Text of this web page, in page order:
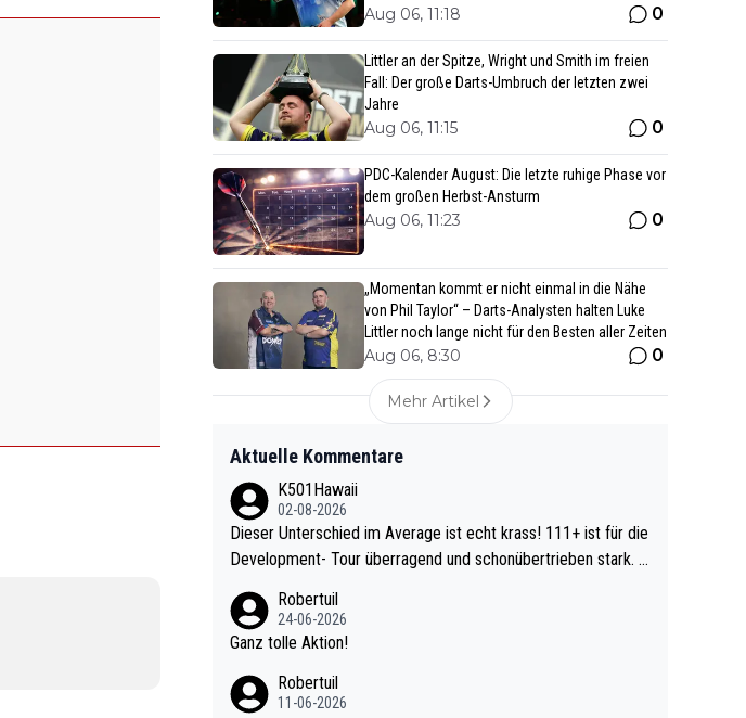
Aug 06, 11:18 0
Littler an der Spitze, Wright und Smith im freien
Fall: Der große Darts-Umbruch der letzten zwei
Jahre
Aug 06, 11:15 0
PDC-Kalender August: Die letzte ruhige Phase vor
dem großen Herbst-Ansturm
Aug 06, 11:23 0
„Momentan kommt er nicht einmal in die Nähe
von Phil Taylor“ – Darts-Analysten halten Luke
Littler noch lange nicht für den Besten aller Zeiten
Aug 06, 8:30 0
Mehr Artikel
Aktuelle Kommentare
K501Hawaii
02-08-2026
Dieser Unterschied im Average ist echt krass! 111+ ist für die
Development- Tour überragend und schonübertrieben stark. U
e mal 40+ erst recht. Da gewinnst keinen Blumentopf - ist ja n
och krasser wie ein Pokalspiel eines Kreisligisten vs einem Bu
Robertuil
24-06-2026
Ganz tolle Aktion!
Robertuil
11-06-2026